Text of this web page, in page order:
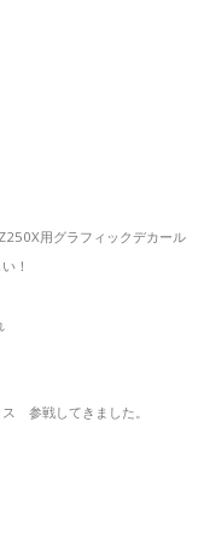
用グラフィックデカール
！
参戦してきました。